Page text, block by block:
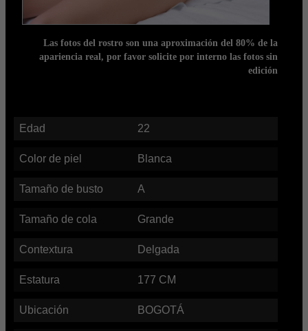
Las fotos del rostro son una aproximación del 80% de la
apariencia real, por favor solicite por interno las fotos sin
edición
Edad 22
Color de piel Blanca
Tamaño de busto A
Tamaño de cola Grande
Contextura Delgada
Estatura 177 CM
Ubicación BOGOTÁ